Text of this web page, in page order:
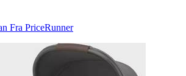
Fra PriceRunner